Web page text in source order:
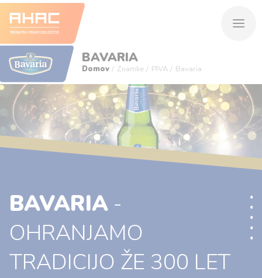
BAVARIA
Domov Znamke PIVA Bavaria
BAVARIA -
OHRANJAMO
TRADICIJO ŽE 300 LET